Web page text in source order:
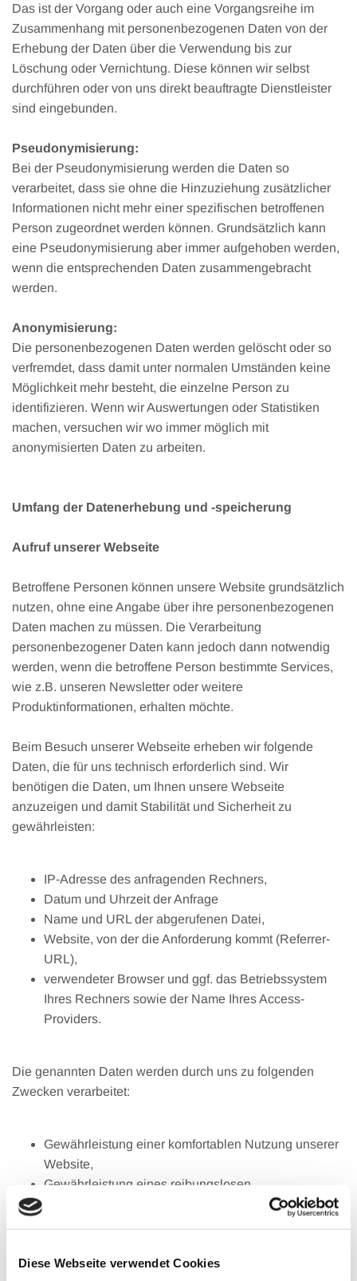
Diese Webseite verwendet Cookies
Das ist der Vorgang oder auch eine Vorgangsreihe im
Zusammenhang mit personenbezogenen Daten von der
Erhebung der Daten über die Verwendung bis zur
Löschung oder Vernichtung. Diese können wir selbst
durchführen oder von uns direkt beauftragte Dienstleister
sind eingebunden.
Pseudonymisierung:
Bei der Pseudonymisierung werden die Daten so
verarbeitet, dass sie ohne die Hinzuziehung zusätzlicher
Informationen nicht mehr einer spezifischen betroffenen
Person zugeordnet werden können. Grundsätzlich kann
eine Pseudonymisierung aber immer aufgehoben werden,
wenn die entsprechenden Daten zusammengebracht
werden.
Anonymisierung:
Die personenbezogenen Daten werden gelöscht oder so
verfremdet, dass damit unter normalen Umständen keine
Möglichkeit mehr besteht, die einzelne Person zu
identifizieren. Wenn wir Auswertungen oder Statistiken
machen, versuchen wir wo immer möglich mit
anonymisierten Daten zu arbeiten.
Umfang der Datenerhebung und -speicherung
Aufruf unserer Webseite
Betroffene Personen können unsere Website grundsätzlich
nutzen, ohne eine Angabe über ihre personenbezogenen
Daten machen zu müssen. Die Verarbeitung
personenbezogener Daten kann jedoch dann notwendig
werden, wenn die betroffene Person bestimmte Services,
wie z.B. unseren Newsletter oder weitere
Produktinformationen, erhalten möchte.
Beim Besuch unserer Webseite erheben wir folgende
Daten, die für uns technisch erforderlich sind. Wir
benötigen die Daten, um Ihnen unsere Webseite
anzuzeigen und damit Stabilität und Sicherheit zu
gewährleisten:
IP-Adresse des anfragenden Rechners,
Datum und Uhrzeit der Anfrage
Name und URL der abgerufenen Datei,
Website, von der die Anforderung kommt (Referrer-
URL),
verwendeter Browser und ggf. das Betriebssystem
Ihres Rechners sowie der Name Ihres Access-
Providers.
Die genannten Daten werden durch uns zu folgenden
Zwecken verarbeitet:
Gewährleistung einer komfortablen Nutzung unserer
Website,
Gewährleistung eines reibungslosen
zu weiteren administrativen Zwecken im Rahmen der